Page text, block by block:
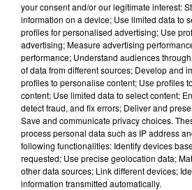
croissance : plus de 100 000
été vendues en France en 2015,
de 15% par rapport à l’année
témoigne le succès de
y a huit ans :"Du fait de notre
sommes l’un des plus gros
électriques en France. On
dans toute l’Europe voire plus
jours, nous ouvrirons un
puis un troisième, un
conclut Joffrey Dronne, qui
your consent and/or our legitimate interest:
information on a device; Use limited data to
profiles for personalised advertising; Use
advertising; Measure advertising
performance; Understand audiences
of data from different sources; Develop and
profiles to personalise content; Use profiles
content; Use limited data to select content;
detect fraud, and fix errors; Deliver and
Save and communicate privacy choices.
process personal data such as IP address
following functionalities: Identify devices
requested; Use precise geolocation data;
other data sources; Link different devices;
information transmitted automatically.